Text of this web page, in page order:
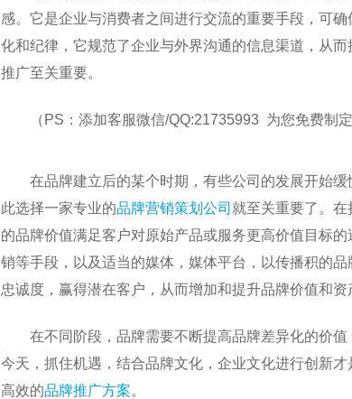
感。它是企业与消费者之间进行交流的重要手段，可
化和纪律，它规范了企业与外界沟通的信息渠道，从
推广至关重要。
（PS：添加客服微信/QQ:21735993 为您免费制定
在品牌建立后的某个时期，有些公司的发展开始
此选择一家专业的品牌营销策划公司 就至关重要了。
的品牌价值满足客户对原始产品或服务更高价值目标
销等手段，以及适当的媒体，媒体平台，以传播积的
忠诚度，赢得潜在客户，从而增加和提升品牌价值和资
在不同阶段，品牌需要不断提高品牌差异化的价
今天，抓住机遇，结合品牌文化，企业文化进行创新
高效的品牌推广方案。